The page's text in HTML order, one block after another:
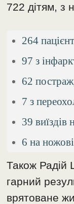
722 дітям, з
264
97 з
62
7 з
39 виїздів
6 на
Також Радій
гарний
врятоване